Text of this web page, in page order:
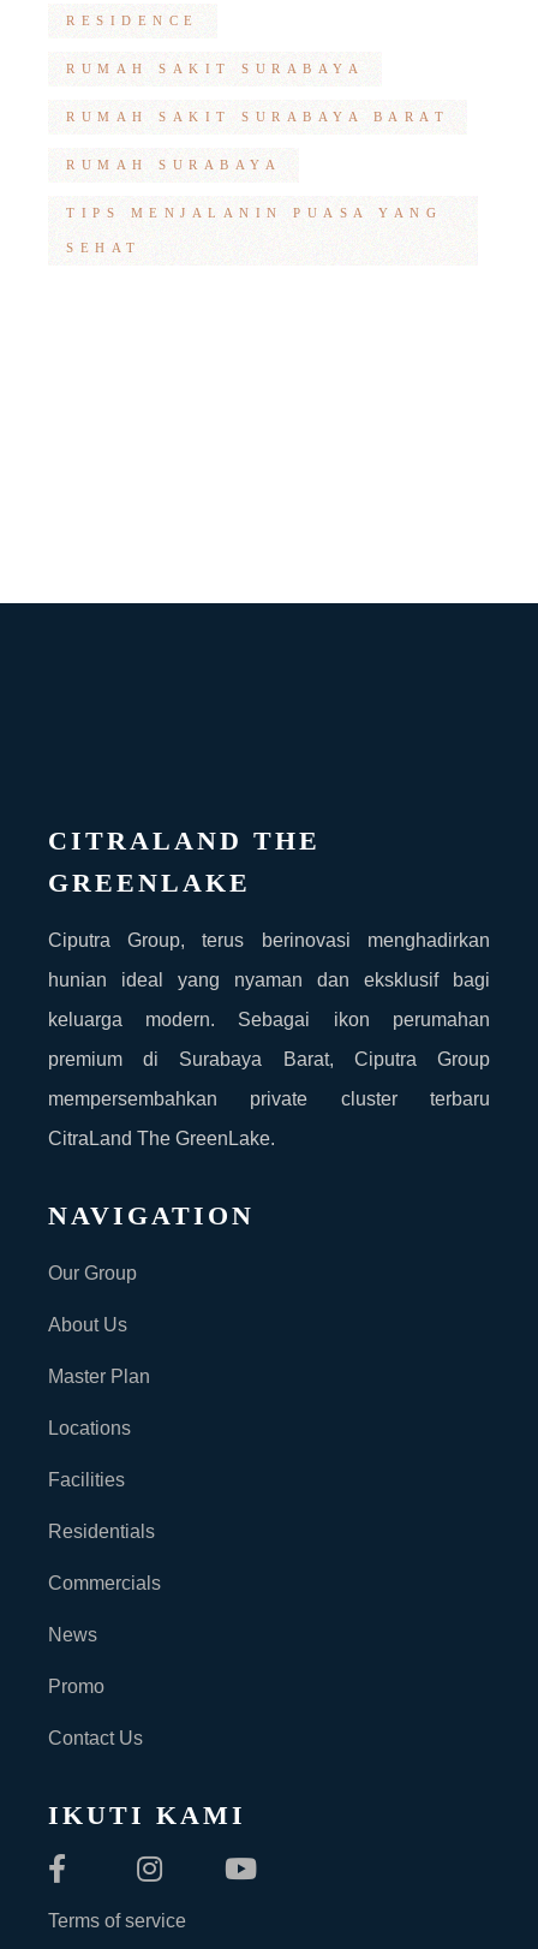
RESIDENCE
RUMAH SAKIT SURABAYA
RUMAH SAKIT SURABAYA BARAT
RUMAH SURABAYA
TIPS MENJALANIN PUASA YANG
SEHAT
CITRALAND THE
GREENLAKE
Ciputra Group, terus berinovasi menghadirkan
hunian ideal yang nyaman dan eksklusif bagi
keluarga modern. Sebagai ikon perumahan
premium di Surabaya Barat, Ciputra Group
mempersembahkan private cluster terbaru
CitraLand The GreenLake.
NAVIGATION
Our Group
About Us
Master Plan
Locations
Facilities
Residentials
Commercials
News
Promo
Contact Us
IKUTI KAMI
Terms of service